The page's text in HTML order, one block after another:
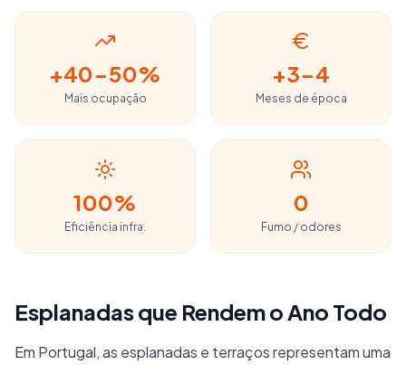
Conforto em Esplanadas
e Terraços
+40-50%
Mais ocupação
+3-4
Meses de época
100%
Eficiência infra.
0
Fumo / odores
Esplanadas que Rendem o Ano Todo
Em Portugal, as esplanadas e terraços representam uma